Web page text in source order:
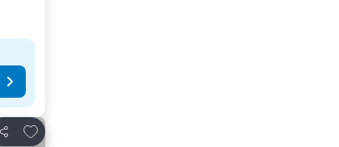
Κοινοποίηση
Προσθήκη στα αγαπημένα